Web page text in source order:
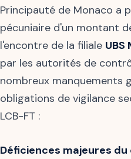
Principauté de Monaco a
pécuniaire d'un montant
l'encontre de la filiale UBS
par les autorités de
nombreux manquements
obligations de vigilance
LCB-FT :
Déficiences majeures